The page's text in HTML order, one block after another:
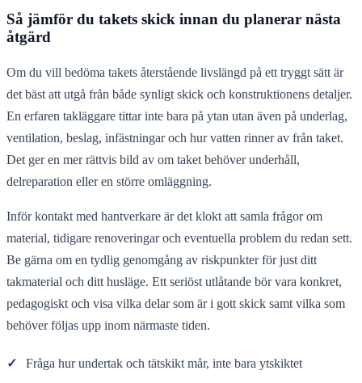
Så jämför du takets skick innan du planerar nästa
åtgärd
Om du vill bedöma takets återstående livslängd på ett tryggt sätt är
det bäst att utgå från både synligt skick och konstruktionens detaljer.
En erfaren takläggare tittar inte bara på ytan utan även på underlag,
ventilation, beslag, infästningar och hur vatten rinner av från taket.
Det ger en mer rättvis bild av om taket behöver underhåll,
delreparation eller en större omläggning.
Inför kontakt med hantverkare är det klokt att samla frågor om
material, tidigare renoveringar och eventuella problem du redan sett.
Be gärna om en tydlig genomgång av riskpunkter för just ditt
takmaterial och ditt husläge. Ett seriöst utlåtande bör vara konkret,
pedagogiskt och visa vilka delar som är i gott skick samt vilka som
behöver följas upp inom närmaste tiden.
✓ Fråga hur undertak och tätskikt mår, inte bara ytskiktet